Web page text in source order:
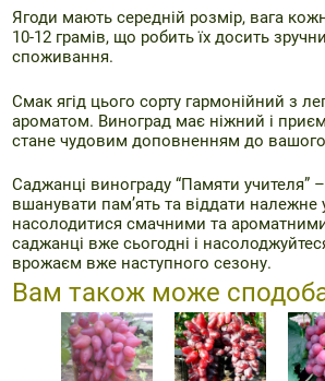
Ягоди мають середній розмір, вага
10-12 грамів, що робить їх досить
споживання.
Смак ягід цього сорту гармонійний з
ароматом. Виноград має ніжний і
стане чудовим доповненням до
Саджанці винограду “Памяти учителя”
вшанувати пам’ять та віддати належне
насолодитися смачними та
саджанці вже сьогодні і
врожаєм вже наступного сезону.
Вам також може